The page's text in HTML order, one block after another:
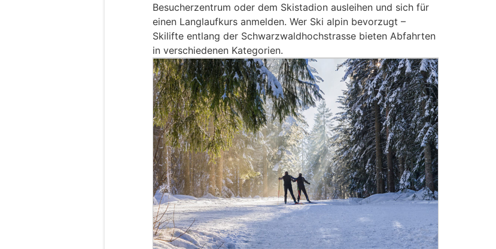
Besucherzentrum oder dem Skistadion ausleihen und sich für
einen Langlaufkurs anmelden. Wer Ski alpin bevorzugt –
Skilifte entlang der Schwarzwaldhochstrasse bieten Abfahrten
in verschiedenen Kategorien.